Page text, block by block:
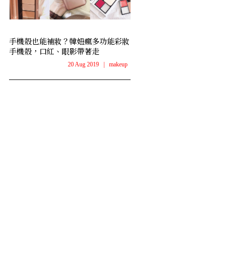
手機殼也能補妝？韓妞瘋多功能彩妝
手機殼，口紅、眼影帶著走
20 Aug 2019 makeup